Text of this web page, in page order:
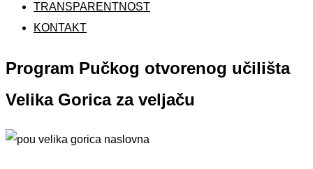
TRANSPARENTNOST
KONTAKT
Program Pučkog otvorenog učilišta
Velika Gorica za veljaču